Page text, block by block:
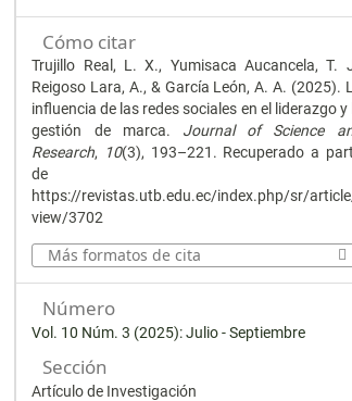
Cómo citar
Trujillo Real, L. X., Yumisaca Aucancela, T.
Reigoso Lara, A., & García León, A. A. (2025).
influencia de las redes sociales en el liderazgo y
gestión de marca. Journal of Science
Research, 10(3), 193–221. Recuperado a
de
https://revistas.utb.edu.ec/index.php/sr/
view/3702
Más formatos de cita
Número
Vol. 10 Núm. 3 (2025): Julio - Septiembre
Sección
Artículo de Investigación